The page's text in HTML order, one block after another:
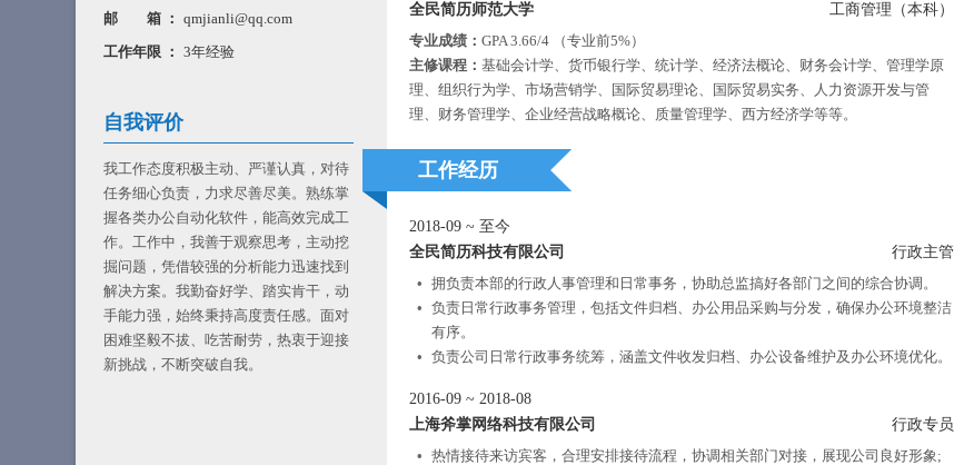
邮 箱 ： qmjianli@qq.com
工作年限 ： 3年经验
自我评价
我工作态度积极主动、严谨认真，对待
任务细心负责，力求尽善尽美。熟练掌
握各类办公自动化软件，能高效完成工
作。工作中，我善于观察思考，主动挖
掘问题，凭借较强的分析能力迅速找到
解决方案。我勤奋好学、踏实肯干，动
手能力强，始终秉持高度责任感。面对
困难坚毅不拔、吃苦耐劳，热衷于迎接
新挑战，不断突破自我。
全民简历师范大学
工商管理（本科）
专业成绩： GPA 3.66/4 （专业前5%）
主修课程： 基础会计学、货币银行学、统计学、经济法概论、财务会计学、管理学原
理、组织行为学、市场营销学、国际贸易理论、国际贸易实务、人力资源开发与管
理、财务管理学、企业经营战略概论、质量管理学、西方经济学等等。
工作经历
2018-09 ~ 至今
全民简历科技有限公司
行政主管
拥负责本部的行政人事管理和日常事务，协助总监搞好各部门之间的综合协调。
负责日常行政事务管理，包括文件归档、办公用品采购与分发，确保办公环境整洁
有序。
负责公司日常行政事务统筹，涵盖文件收发归档、办公设备维护及办公环境优化。
2016-09 ~ 2018-08
上海斧掌网络科技有限公司
行政专员
热情接待来访宾客，合理安排接待流程，协调相关部门对接，展现公司良好形象;